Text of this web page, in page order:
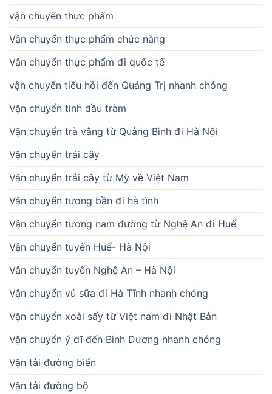
vận chuyển thực phẩm
Vận chuyển thực phẩm chức năng
Vận chuyển thực phẩm đi quốc tế
vận chuyển tiểu hồi đến Quảng Trị nhanh chóng
Vận chuyển tinh dầu tràm
Vận chuyển trà vằng từ Quảng Bình đi Hà Nội
Vận chuyển trái cây
Vận chuyển trái cây từ Mỹ về Việt Nam
Vận chuyển tương bần đi hà tĩnh
Vận chuyển tương nam đường từ Nghệ An đi Huế
Vận chuyển tuyến Huế- Hà Nội
Vận chuyển tuyến Nghệ An – Hà Nội
Vận chuyển vú sữa đi Hà Tĩnh nhanh chóng
Vận chuyển xoài sấy từ Việt nam đi Nhật Bản
Vận chuyển ý dĩ đến Bình Dương nhanh chóng
Vận tải đường biển
Vận tải đường bộ